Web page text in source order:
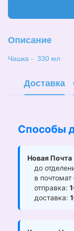
Описание
Чашка - 330 мл
Доставка
Способы
Новая Почта
до
в
отправка:
доставка: